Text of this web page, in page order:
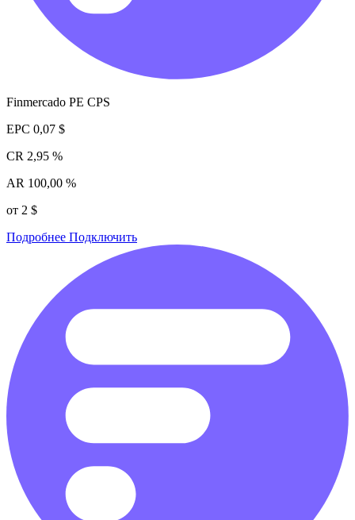
Finmercado PE CPS
EPC 0,07 $
CR 2,95 %
AR 100,00 %
от 2 $
Подробнее Подключить